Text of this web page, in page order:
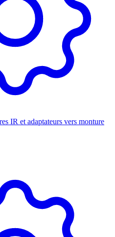
IR et adaptateurs vers monture